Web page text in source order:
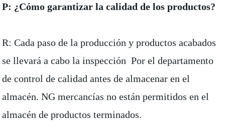
P: ¿Cómo garantizar la calidad de los productos?
R: Cada paso de la producción y productos acabados
se llevará a cabo la inspección Por el departamento
de control de calidad antes de almacenar en el
almacén. NG mercancías no están permitidos en el
almacén de productos terminados.